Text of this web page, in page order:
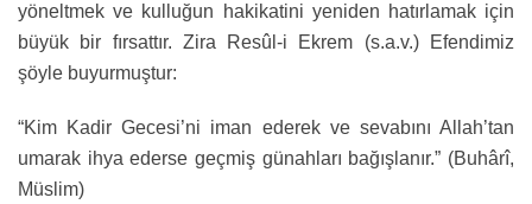
yöneltmek ve kulluğun hakikatini yeniden hatırlamak için
büyük bir fırsattır. Zira Resûl-i Ekrem (s.a.v.) Efendimiz
şöyle buyurmuştur:
“Kim Kadir Gecesi’ni iman ederek ve sevabını Allah’tan
umarak ihya ederse geçmiş günahları bağışlanır.” (Buhârî,
Müslim)